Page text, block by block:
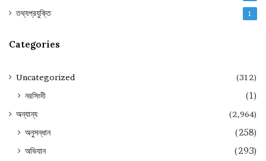
তথ্যপ্রযুক্তি 1
Categories
Uncategorized (312)
নরসিংদী (1)
অন্যান্য (2,964)
অনুসন্ধান
(258)
অভিযান
(293)